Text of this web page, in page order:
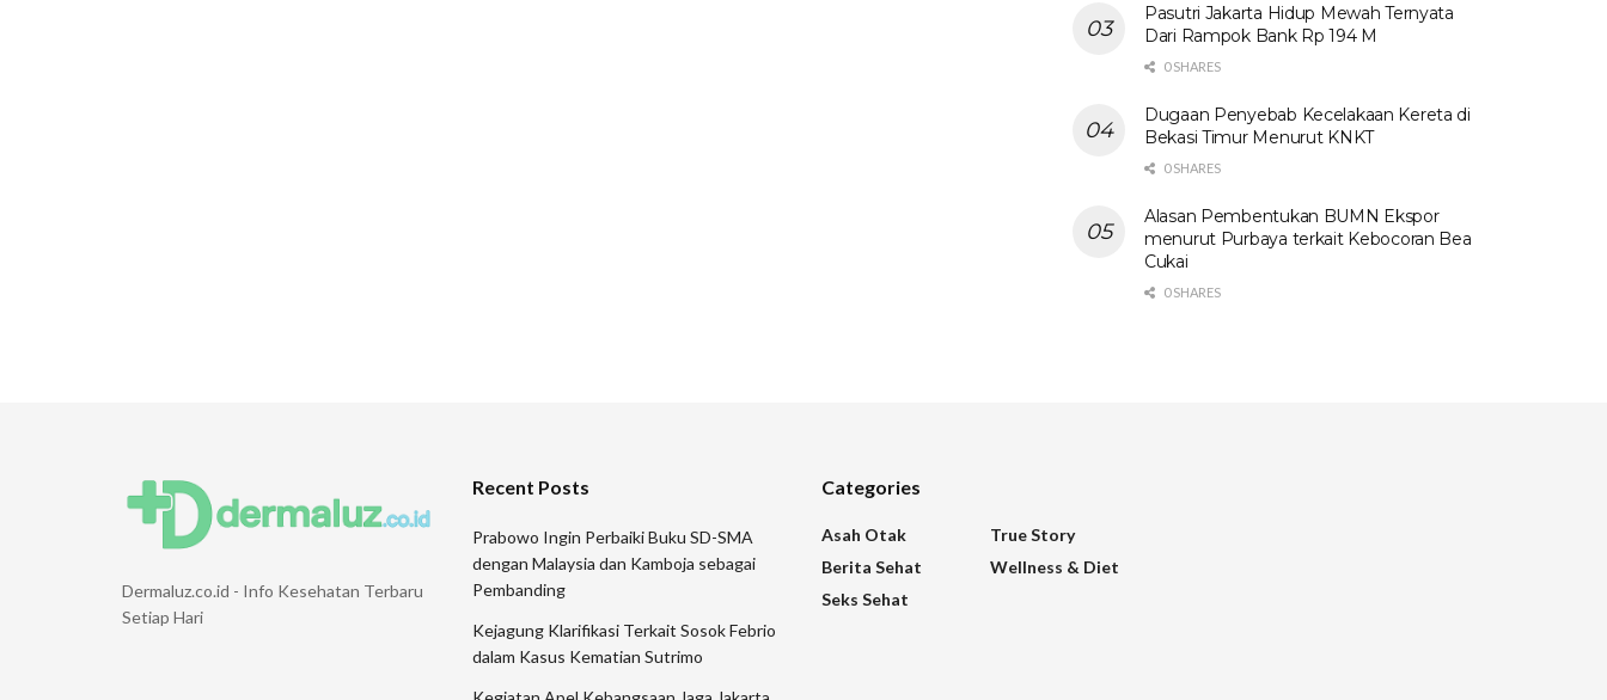
Pasutri Jakarta Hidup Mewah Ternyata
Dari Rampok Bank Rp 194 M
0 SHARES
Dugaan Penyebab Kecelakaan Kereta di
Bekasi Timur Menurut KNKT
0 SHARES
Alasan Pembentukan BUMN Ekspor
menurut Purbaya terkait Kebocoran Bea
Cukai
0 SHARES
Dermaluz.co.id - Info Kesehatan Terbaru
Setiap Hari
Recent Posts
Prabowo Ingin Perbaiki Buku SD-SMA
dengan Malaysia dan Kamboja sebagai
Pembanding
Kejagung Klarifikasi Terkait Sosok Febrio
dalam Kasus Kematian Sutrimo
Categories
Asah Otak
Berita Sehat
Seks Sehat
True Story
Wellness & Diet